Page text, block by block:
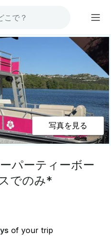
写真を見る
パーティーボー
でのみ*
of your trip